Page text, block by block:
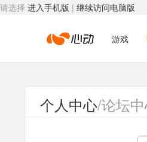
请选择 进入手机版 | 继续访问电脑版
心
动
游戏
个人中心/论坛